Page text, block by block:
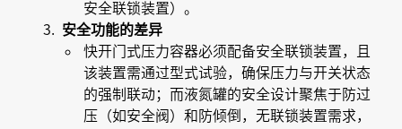
安全联锁装置）。
安全功能的差异
快开门式压力容器必须配备安全联锁装置，且
该装置需通过型式试验，确保压力与开关状态
的强制联动；而液氮罐的安全设计聚焦于防过
压（如安全阀）和防倾倒，无联锁装置需求，